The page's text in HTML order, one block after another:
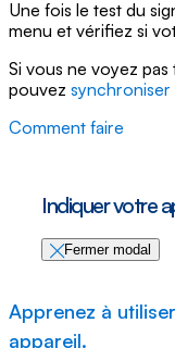
Une fois le test du
menu et vérifiez si
Si vous ne voyez
pouvez
Comment faire
Indiquer votre
Fermer modal
Apprenez à
appareil.